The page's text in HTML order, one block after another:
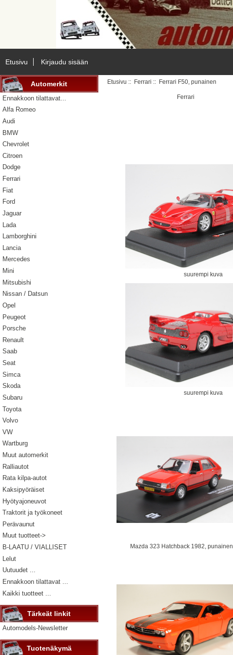
Etusivu Kirjaudu sisään
Automerkit
Ennakkoon tilattavat...
Alfa Romeo
Audi
BMW
Chevrolet
Citroen
Dodge
Ferrari
Fiat
Ford
Jaguar
Lada
Lamborghini
Lancia
Mercedes
Mini
Mitsubishi
Nissan / Datsun
Opel
Peugeot
Porsche
Renault
Saab
Seat
Simca
Skoda
Subaru
Toyota
Volvo
VW
Wartburg
Muut automerkit
Ralliautot
Rata kilpa-autot
Kaksipyöräiset
Hyötyajoneuvot
Traktorit ja työkoneet
Perävaunut
Muut tuotteet->
B-LAATU / VIALLISET
Lelut
Uutuudet ...
Ennakkoon tilattavat ...
Kaikki tuotteet ...
Tärkeät linkit
Automodels-Newsletter
Tuotenäkymä
Etusivu :: Ferrari :: Ferrari F50, punainen
Ferrari
suurempi kuva
suurempi kuva
Mazda 323 Hatchback 1982, punainen